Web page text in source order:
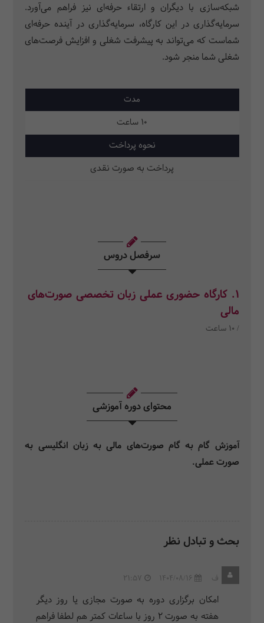
شبکه‌سازی با دیگران و ارتقاء حرفه‌ای نیز فراهم می‌آورد.
سرمایه‌گذاری در این کارگاه، سرمایه‌گذاری در آینده حرفه‌ای
شماست که می‌تواند به پیشرفت شغلی و افزایش فرصت‌های
شغلی شما منجر شود.
مدت
10 ساعت
نحوه پرداخت
پرداخت به صورت نقدی
سرفصل دروس
1. کارگاه حضوری عملی زبان تخصصی صورت‌های
مالی
/ 10 ساعت
محتوای دوره آموزشی
آموزش گام به گام صورت‌های مالی به زبان انگلیسی به
صورت عملی.
بحث و تبادل نظر
ف 1404/08/16
21:57
امکان برگزاری دوره به صورت مجازی یا روز دیگر
هفته به صورت ۲ روز با ساعات کمتر هم لطفا فراهم